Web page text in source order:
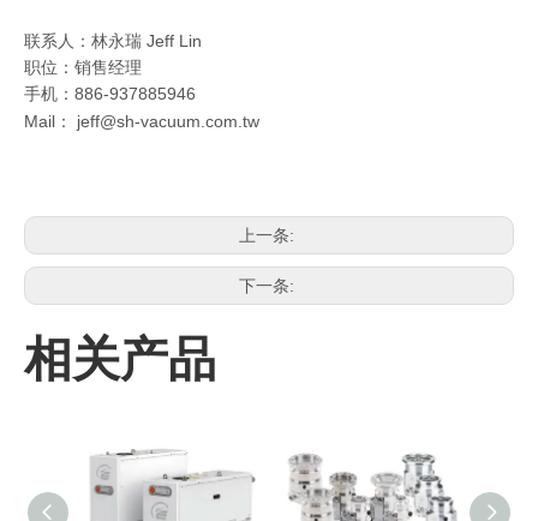
联系人：林永瑞 Jeff Lin
职位：销售经理
手机：886-937885946
Mail： jeff@sh-vacuum.com.tw
上一条:
下一条:
相关产品